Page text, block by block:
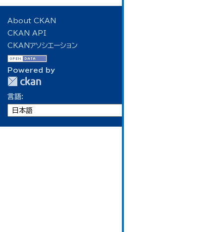
About CKAN
CKAN API
CKANアソシエーション
Powered by
言語